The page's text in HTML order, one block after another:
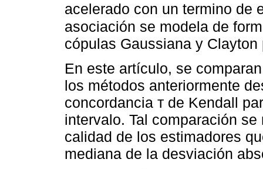
acelerado con un termino de
asociación se modela de
cópulas Gaussiana y
En este artículo, se
los métodos anteriormente
concordancia т de Kendall
intervalo. Tal comparación
calidad de los estimadores
mediana de la desviación